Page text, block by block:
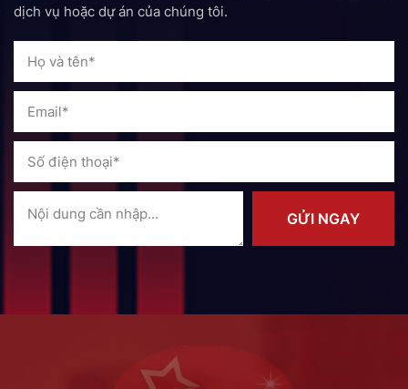
dịch vụ hoặc dự án của chúng tôi.
GỬI NGAY